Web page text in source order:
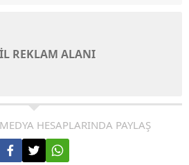
REKLAM ALANI
HESAPLARINDA PAYLAŞ